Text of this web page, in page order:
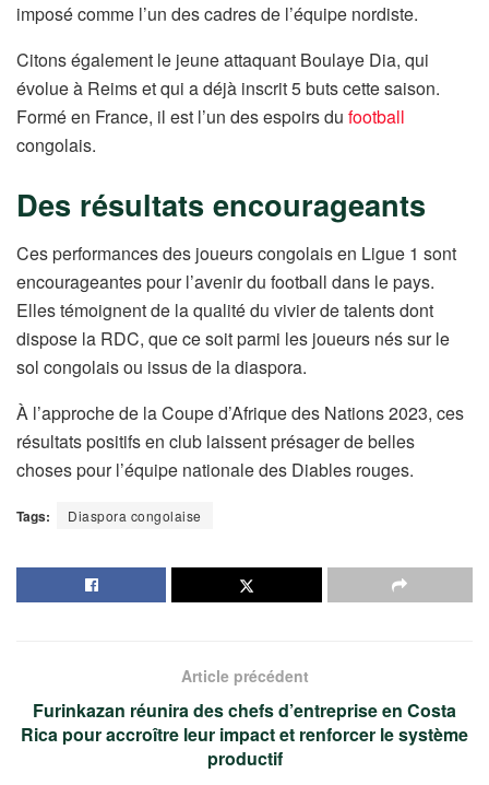
imposé comme l’un des cadres de l’équipe nordiste.
Citons également le jeune attaquant Boulaye Dia, qui
évolue à Reims et qui a déjà inscrit 5 buts cette saison.
Formé en France, il est l’un des espoirs du football
congolais.
Des résultats encourageants
Ces performances des joueurs congolais en Ligue 1 sont
encourageantes pour l’avenir du football dans le pays.
Elles témoignent de la qualité du vivier de talents dont
dispose la RDC, que ce soit parmi les joueurs nés sur le
sol congolais ou issus de la diaspora.
À l’approche de la Coupe d’Afrique des Nations 2023, ces
résultats positifs en club laissent présager de belles
choses pour l’équipe nationale des Diables rouges.
Tags: Diaspora congolaise
Article précédent
Furinkazan réunira des chefs d’entreprise en Costa
Rica pour accroître leur impact et renforcer le système
productif